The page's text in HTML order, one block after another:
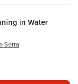
in Water
Serra